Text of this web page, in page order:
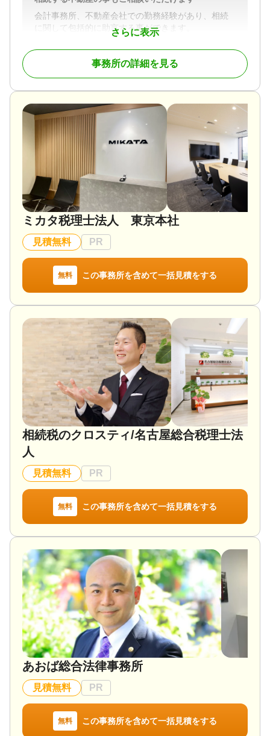
さらに表示
会計事務所、不動産会社での勤務経験があり、相続
に関して包括的に助言する事ができます。
遺言書 / 遺産分割 / 相続財産調査 / 相続手続き / 銀行
手続き / 戸籍収集 / 相続人調査
事務所の詳細を見る
ミカタ税理士法人 東京本社
見積無料 PR
無料 この事務所を含めて一括見積をする
相続税のクロスティ/名古屋総合税理士法
人
見積無料 PR
無料 この事務所を含めて一括見積をする
あおば総合法律事務所
見積無料 PR
無料 この事務所を含めて一括見積をする